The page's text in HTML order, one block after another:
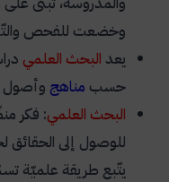
وخضعت للفحص
يعد البحث العلمي
حسب مناهج وأصول
البحث العلمي: فكر
للوصول إلى
يتّبع طريقة علميّة